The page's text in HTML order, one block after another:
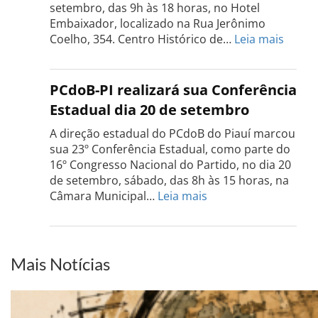
de
setembro
setembro, das 9h às 18 horas, no Hotel
Embaixador, localizado na Rua Jerônimo
Coelho, 354. Centro Histórico de… Leia mais
do
PCdoB
do
Sul
dia
PCdoB-PI realizará sua Conferência
Estadual dia 20 de setembro
A direção estadual do PCdoB do Piauí marcou
sua 23º Conferência Estadual, como parte do
16º Congresso Nacional do Partido, no dia 20
de setembro, sábado, das 8h às 15 horas, na
Câmara Municipal… Leia mais
PI
Estadual
dia
Mais Notícias